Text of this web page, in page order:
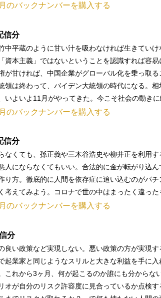
のバックナンバーを購入する
信分
中平蔵のように甘い汁を吸わなければ生きてい
資本主義」ではないということを認識すれば容易
が甘ければ、中国企業がグローバル化を乗っ取る
領は終わって、バイデン大統領の時代になる。
いよいよ11月がやってきた。今こそ社会の動き
のバックナンバーを購入する
信分
なくても、孫正義や三木谷浩史や柳井正を利用
人にならなくてもいい。合法的に金が転がり込
り方。徹底的に人間を依存症に追い込むのがパチ
考えてみよう。コロナで世の中はまったく違った
のバックナンバーを購入する
分
良い政策など実現しない。悪い政策の方が実現
起業家と同じようなスリルと大きな利益を手に
これから3ヶ月、何が起こるのか誰にも分からな
オが自分のリスク許容度に見合っているか点検